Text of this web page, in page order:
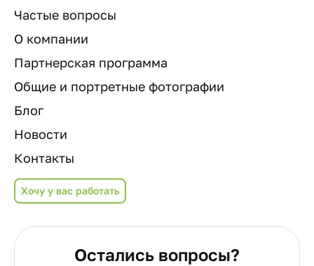
Частые вопросы
О компании
Партнерская программа
Общие и портретные фотографии
Блог
Новости
Контакты
Хочу у вас работать
Остались вопросы?